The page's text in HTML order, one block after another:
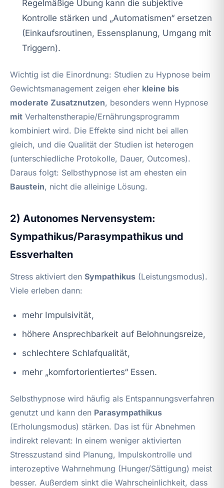
Regelmäßige Übung kann die subjektive
Kontrolle stärken und „Automatismen“ ersetzen
(Einkaufsroutinen, Essensplanung, Umgang mit
Triggern).
Wichtig ist die Einordnung: Studien zu Hypnose beim
Gewichtsmanagement zeigen eher kleine bis
moderate Zusatznutzen, besonders wenn Hypnose
mit Verhaltenstherapie/Ernährungsprogramm
kombiniert wird. Die Effekte sind nicht bei allen
gleich, und die Qualität der Studien ist heterogen
(unterschiedliche Protokolle, Dauer, Outcomes).
Daraus folgt: Selbsthypnose ist am ehesten ein
Baustein, nicht die alleinige Lösung.
2) Autonomes Nervensystem:
Sympathikus/Parasympathikus und
Essverhalten
Stress aktiviert den Sympathikus (Leistungsmodus).
Viele erleben dann:
mehr Impulsivität,
höhere Ansprechbarkeit auf Belohnungsreize,
schlechtere Schlafqualität,
mehr „komfortorientiertes“ Essen.
Selbsthypnose wird häufig als Entspannungsverfahren
genutzt und kann den Parasympathikus
(Erholungsmodus) stärken. Das ist für Abnehmen
indirekt relevant: In einem weniger aktivierten
Stresszustand sind Planung, Impulskontrolle und
interozeptive Wahrnehmung (Hunger/Sättigung) meist
besser. Außerdem sinkt die Wahrscheinlichkeit, dass